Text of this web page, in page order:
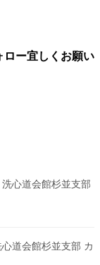
ロー宜しくお願い
心道会館杉並支部
道会館杉並支部 カ